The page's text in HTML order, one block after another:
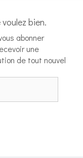
bien.
abonner
une
de tout nouvel